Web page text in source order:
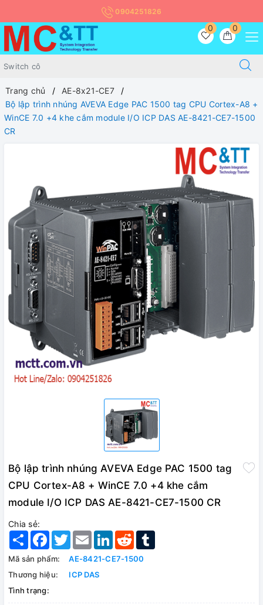
0904251826
0
0
Trang chủ
AE-8x21-CE7
Bộ lập trình nhúng AVEVA Edge PAC 1500 tag CPU Cortex-A8 +
WinCE 7.0 +4 khe cắm module I/O ICP DAS AE-8421-CE7-1500
CR
Bộ lập trình nhúng AVEVA Edge PAC 1500 tag
CPU Cortex-A8 + WinCE 7.0 +4 khe cắm
module I/O ICP DAS AE-8421-CE7-1500 CR
Chia sẻ:
Share Facebook
TwitterEmail LinkedInReddit
Mã sản phẩm:
AE-8421-CE7-1500
Thương hiệu:
ICP DAS
Tình trạng: